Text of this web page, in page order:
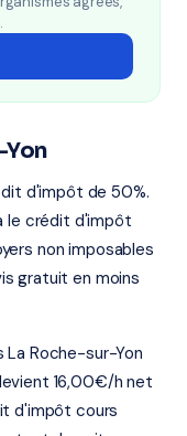
d'impôt de 50%.
le crédit d'impôt
non imposables
gratuit en moins
Roche-sur-Yon
16,00€/h net
d'impôt cours